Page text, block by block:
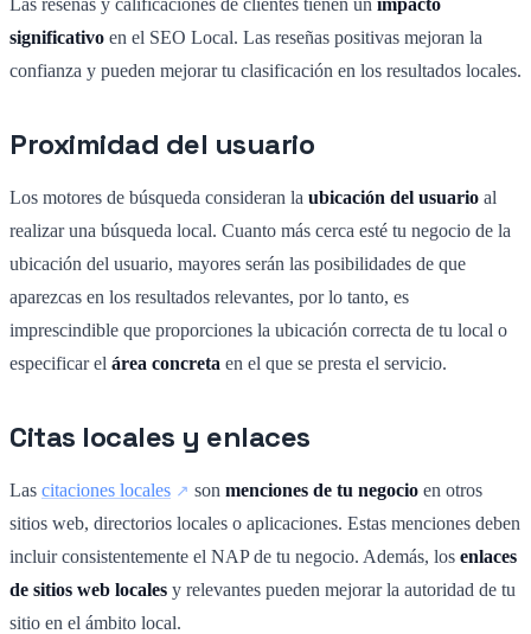
significativo en el SEO Local. Las reseñas positivas mejoran la
confianza y pueden mejorar tu clasificación en los resultados locales.
Proximidad del usuario
Los motores de búsqueda consideran la ubicación del usuario al
realizar una búsqueda local. Cuanto más cerca esté tu negocio de la
ubicación del usuario, mayores serán las posibilidades de que
aparezcas en los resultados relevantes, por lo tanto, es
imprescindible que proporciones la ubicación correcta de tu local o
especificar el área concreta en el que se presta el servicio.
Citas locales y enlaces
Las citaciones locales son menciones de tu negocio en otros
sitios web, directorios locales o aplicaciones. Estas menciones deben
incluir consistentemente el NAP de tu negocio. Además, los enlaces
de sitios web locales y relevantes pueden mejorar la autoridad de tu
sitio en el ámbito local.